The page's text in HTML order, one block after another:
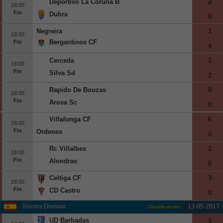
18:00
Fin
Deportivo La Coruna B
Dubra
2
0
18:00
Fin
Negreira
Bergantinos CF
1
4
18:00
Fin
Cerceda
Silva Sd
1
2
18:00
Fin
Rapido De Bouzas
Arosa Sc
0
0
18:00
Fin
Villalonga CF
Ordenes
6
0
18:00
Fin
Rc Villalbes
Alondras
1
0
18:00
Fin
Celtiga CF
CD Castro
3
0
Tercera Division 13-05-2017
Clasificación
UD Barbadas
1
Europa League
Supercopa Europa
Partidos amistosos
Partidos televisados
Europa
Eurocup
España
LEB
Estados Unidos
NBA
Tenis